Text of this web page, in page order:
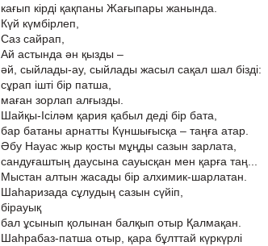
кағып кірді қақпаны Жағыпары жанында.
Күй күмбірлеп,
Саз сайрап,
Ай астында ән қызды –
әй, сыйлады-ау, сыйлады жасыл сақал шал бізді:
сұрап ішті бір патша,
маған зорлап алғызды.
Шайқы-Ісіләм қария қабыл деді бір бата,
бар батаны арнатты Күншығысқа – таңға атар.
Әбу Науас жыр қосты мұңды сазын зарлата,
сандуғаштың даусына сауысқан мен қарға таң...
Мыстан алтын жасады бір алхимик-шарлатан.
Шаһаризада сұлудың сазын сүйіп,
бірауық
бал ұсынып қолынан балқып отыр Қалмақан.
Шаһрабаз-патша отыр, қара бұлттай күркүрлі